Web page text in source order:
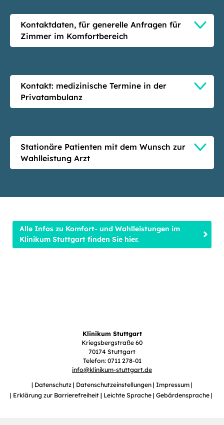
Kontaktdaten, für generelle Anfragen für
Zimmer im Komfortbereich
Kontakt: medizinische Termine in der
Privatambulanz
Stationäre Patienten mit dem Wunsch zur
Wahlleistung Arzt
Alle Infos zu Komfort- und Wahlleistungen im
Klinikum Stuttgart finden Sie hier.
Klinikum Stuttgart
Kriegsbergstraße 60
70174 Stuttgart
Telefon: 0711 278-01
info@klinikum-stuttgart.de
Datenschutz
Datenschutzeinstellungen
Impressum
Erklärung zur Barrierefreiheit
Leichte Sprache Gebärdensprache